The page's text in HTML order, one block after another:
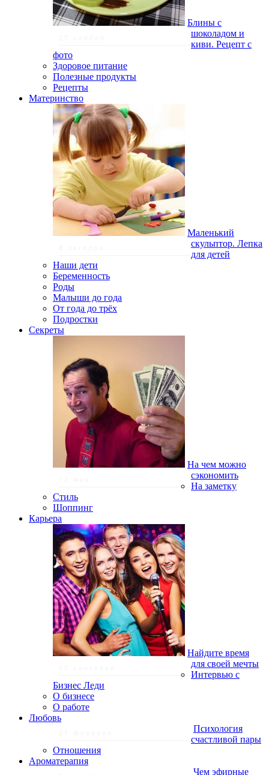
Блины с
шоколадом и
киви. Рецепт с
фото
Здоровое питание
Полезные продукты
Рецепты
Материнство
Маленький
скульптор. Лепка
для детей
Наши дети
Беременность
Роды
Малыши до года
От года до трёх
Подростки
Секреты
На чем можно
сэкономить
На заметку
Стиль
Шоппинг
Карьера
Найдите время
для своей мечты
Интервью с
Бизнес Леди
О бизнесе
О работе
Любовь
Психология
счастливой пары
Отношения
Ароматерапия
Чем эфирные